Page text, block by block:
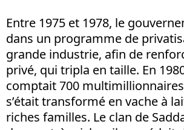
Entre 1975 et 1978, le
dans un programme de
grande industrie, afin de
privé, qui tripla en taille. En
comptait 700
s’était transformé en vache à
riches familles. Le clan de